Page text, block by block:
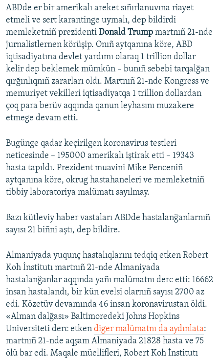
ABDde er bir amerikalı areket sıñırlanuvına riayet
etmeli ve sert karantinge uymalı, dep bildirdi
memleketniñ prezidenti Donald Trump martnıñ 21-nde
jurnalistlernen körüşip. Onıñ aytqanına köre, ABD
iqtisadiyatına devlet yardımı olaraq 1 trillion dollar
kelir dep beklemek mümkün – bunıñ sebebi tarqalğan
qırğınlıqnıñ zararları oldı. Martnıñ 21-nde Kongress ve
memuriyet vekilleri iqtisadiyatqa 1 trillion dollardan
çoq para berüv aqqında qanun leyhasını muzakere
etmege devam etti.
Bugünge qadar keçirilgen koronavirus testleri
neticesinde – 195000 amerikalı iştirak etti – 19343
hasta tapıldı. Prezident muavini Mike Penceniñ
aytqanına köre, okrug hastahaneleri ve memleketniñ
tibbiy laboratoriya malümatı sayılmay.
Bazı kütleviy haber vastaları ABDde hastalanğanlarnıñ
sayısı 21 biñni aştı, dep bildire.
Almaniyada yuqunç hastalıqlarını tedqiq etken Robert
Koh İnstitutı martnıñ 21-nde Almaniyada
hastalanğanlar aqqında yañı malümatnı derc etti: 16662
insan hastalandı, bir kün evelsi olarnıñ sayısı 2700 az
edi. Közetüv devamında 46 insan koronavirustan öldi.
«Alman dalğası» Baltimoredeki Johns Hopkins
Universiteti derc etken diger malümatnı da aydınlata:
martnıñ 21-nde aqşam Almaniyada 21828 hasta ve 75
ölü bar edi. Maqale müellifleri, Robert Koh İnstitutı